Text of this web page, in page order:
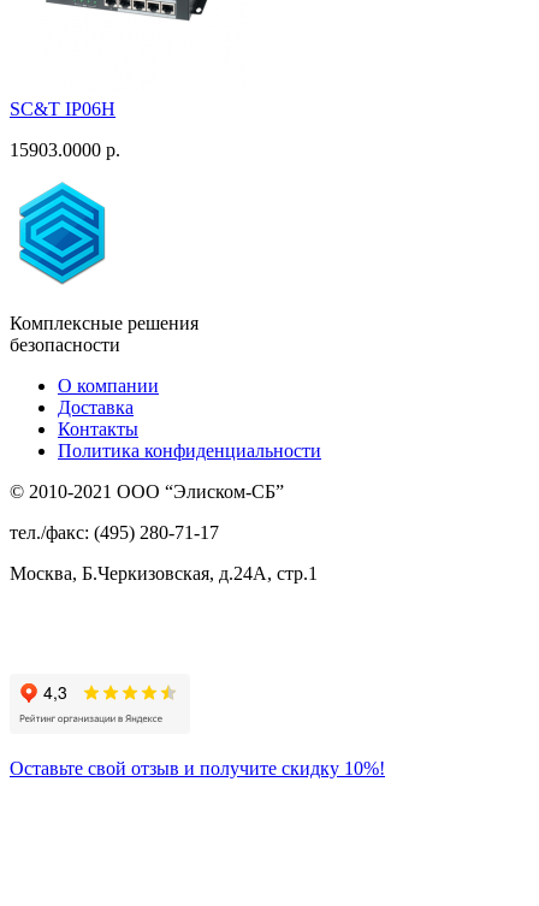
SC&T IP06H
15903.0000 р.
Комплексные решения
безопасности
О компании
Доставка
Контакты
Политика конфиденциальности
© 2010-2021 ООО “Элиском-СБ”
тел./факс: (495) 280-71-17
Москва, Б.Черкизовская, д.24А, стр.1
Оставьте свой отзыв и получите скидку 10%!